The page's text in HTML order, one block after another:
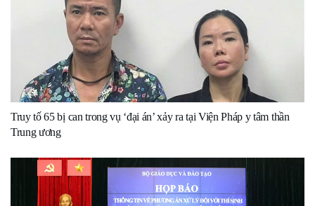
Truy tố 65 bị can trong vụ ‘đại án’ xảy ra tại Viện Pháp y tâm thần
Trung ương